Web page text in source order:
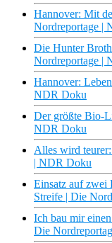
Hannover: Mit
Nordreportage |
Die Hunter
Nordreportage |
Hannover:
NDR Doku
Der größte Bio-
NDR Doku
Alles wird
| NDR Doku
Einsatz auf zwei
Streife | Die
Ich bau mir
Die